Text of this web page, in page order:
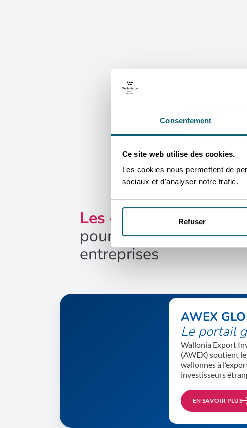
Consentement
Ce site web utilise des cookies.
Les cookies nous permettent de
sociaux et d'analyser notre trafic.
Refuser
Les cellules de l'AWEX
pour le succès des
entreprises
AWEX
Le portail
Wallonia Export
(AWEX) soutient
wallonnes à
investisseurs
EN SAVOIR PLUS